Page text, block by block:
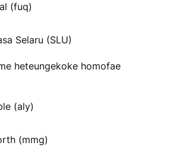
(fuq)
Selaru (SLU)
heteungekoke homofae
(aly)
(mmg)